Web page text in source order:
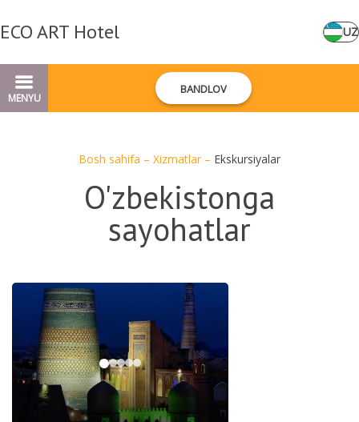
ECO ART Hotel UZ
MENYU
BANDLOV
Bosh sahifa – Xizmatlar – Ekskursiyalar
O'zbekistonga
sayohatlar